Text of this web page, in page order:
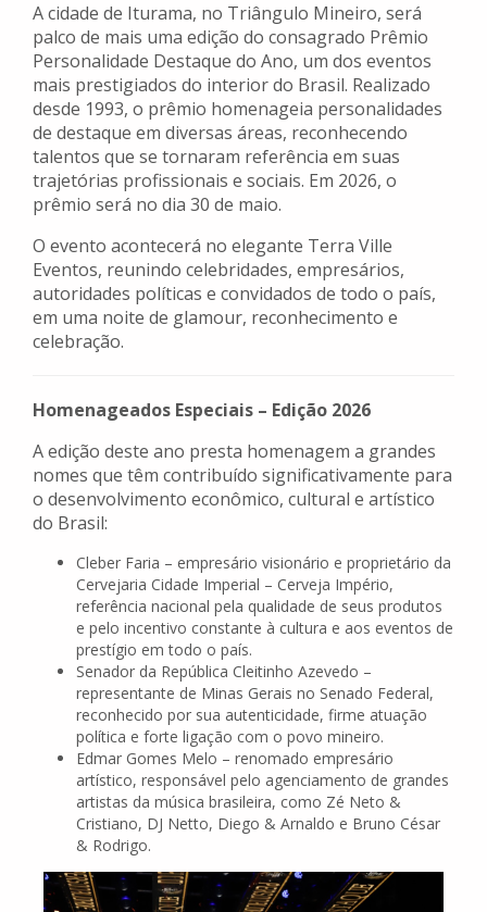
A cidade de Iturama, no Triângulo Mineiro, será
palco de mais uma edição do consagrado Prêmio
Personalidade Destaque do Ano, um dos eventos
mais prestigiados do interior do Brasil. Realizado
desde 1993, o prêmio homenageia personalidades
de destaque em diversas áreas, reconhecendo
talentos que se tornaram referência em suas
trajetórias profissionais e sociais. Em 2026, o
prêmio será no dia 30 de maio.
O evento acontecerá no elegante Terra Ville
Eventos, reunindo celebridades, empresários,
autoridades políticas e convidados de todo o país,
em uma noite de glamour, reconhecimento e
celebração.
Homenageados Especiais – Edição 2026
A edição deste ano presta homenagem a grandes
nomes que têm contribuído significativamente para
o desenvolvimento econômico, cultural e artístico
do Brasil:
Cleber Faria – empresário visionário e proprietário da
Cervejaria Cidade Imperial – Cerveja Império,
referência nacional pela qualidade de seus produtos
e pelo incentivo constante à cultura e aos eventos de
prestígio em todo o país.
Senador da República Cleitinho Azevedo –
representante de Minas Gerais no Senado Federal,
reconhecido por sua autenticidade, firme atuação
política e forte ligação com o povo mineiro.
Edmar Gomes Melo – renomado empresário
artístico, responsável pelo agenciamento de grandes
artistas da música brasileira, como Zé Neto &
Cristiano, DJ Netto, Diego & Arnaldo e Bruno César
& Rodrigo.